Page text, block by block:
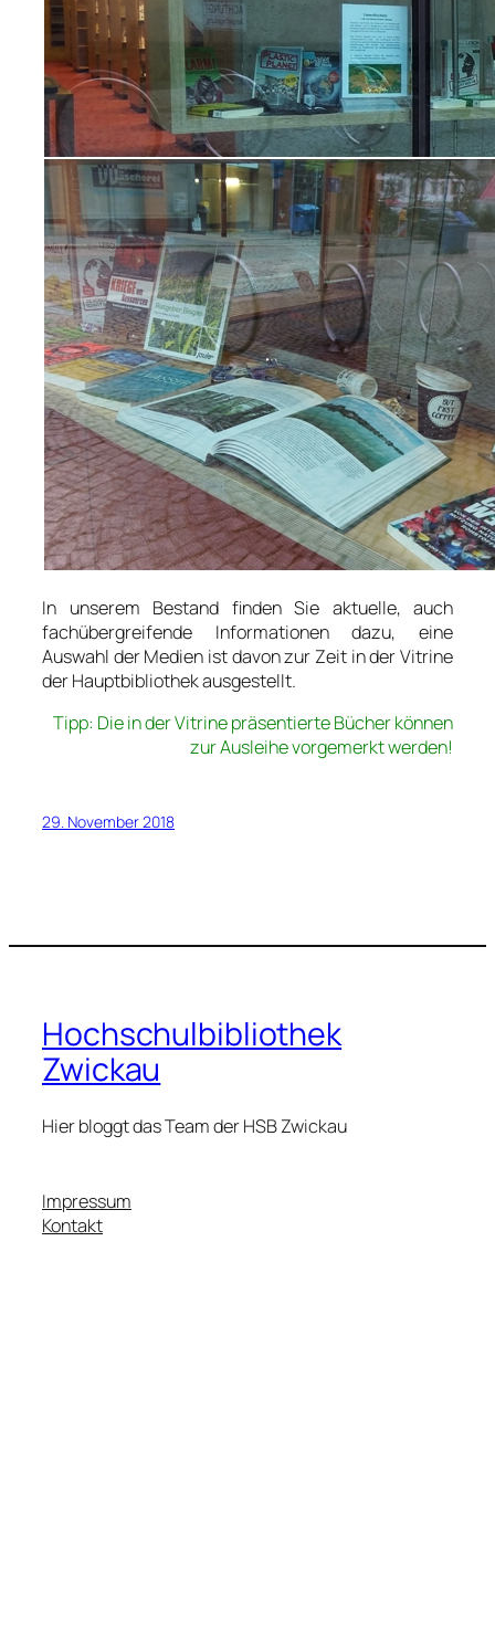
In unserem Bestand finden Sie aktuelle, auch
fachübergreifende Informationen dazu, eine
Auswahl der Medien ist davon zur Zeit in der Vitrine
der Hauptbibliothek ausgestellt.
Tipp: Die in der Vitrine präsentierte Bücher können
zur Ausleihe vorgemerkt werden!
29. November 2018
Hochschulbibliothek
Zwickau
Hier bloggt das Team der HSB Zwickau
Impressum
Kontakt